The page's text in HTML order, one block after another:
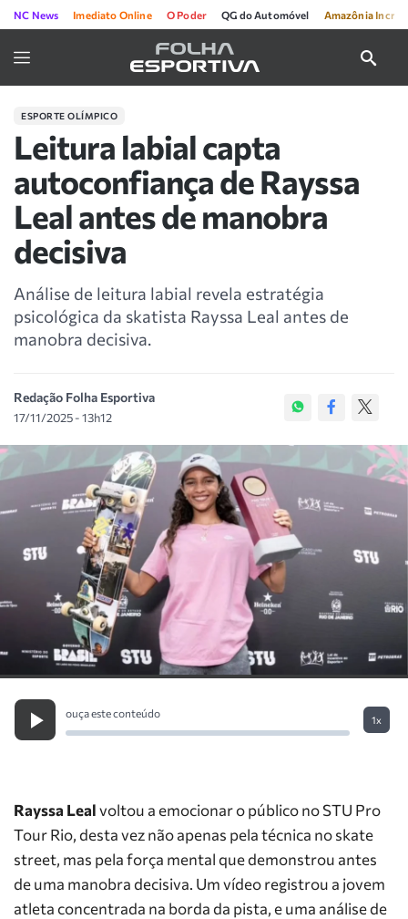
NC News Imediato Online O Poder QG do Automóvel Amazônia
ESPORTE OLÍMPICO
Leitura labial capta
autoconfiança de Rayssa
Leal antes de manobra
decisiva
Análise de leitura labial revela estratégia
psicológica da skatista Rayssa Leal antes de
manobra decisiva.
Redação Folha Esportiva
17/11/2025 - 13h12
ouça este conteúdo
1x
Rayssa Lealvoltou a emocionar o público no STU Pro
Tour Rio, desta vez não apenas pela técnica no skate
street, mas pela força mental que demonstrou antes
de uma manobra decisiva. Um vídeo registrou a jovem
atleta concentrada na borda da pista, e uma análise de